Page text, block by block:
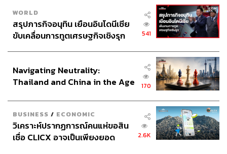
WORLD
สรุปภารกิจอนุทิน เยือนอินโดนีเซีย
ขับเคลื่อนการทูตเศรษฐกิจเชิงรุก
541
Navigating Neutrality:
Thailand and China in the Age
170
BUSINESS / ECONOMIC
วิเคราะห์ปรากฏการณ์คนแห่ขอสิน
เชื่อ CLICX อาจเป็นเพียงยอด
2.6K